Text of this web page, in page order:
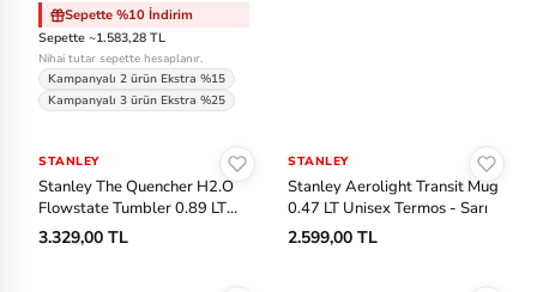
Ja
ck
W
fs
ki
n
Sepette %10 İndirim
Sepette ~1.583,28 TL
Nihai tutar sepette hesaplanır.
Kampanyalı 2 ürün Ekstra %15
Kampanyalı 3 ürün Ekstra %25
STANLEY
Stanley The Quencher H2.O
Flowstate Tumbler 0.89 LT
Unisex Termos - Beyaz
3.329,00 TL
STANLEY
Stanley Aerolight Transit Mug
0.47 LT Unisex Termos - Sarı
2.599,00 TL